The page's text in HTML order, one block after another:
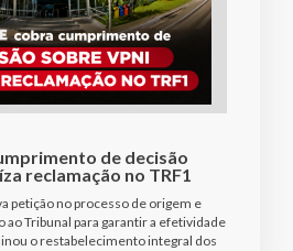
de decisão
reclamação no TRF1
petição no processo de origem e
Tribunal para garantir a efetividade
o restabelecimento integral dos